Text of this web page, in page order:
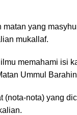
yang
mukallaf.
memahami isi
Ummul
(nota-nota) yang